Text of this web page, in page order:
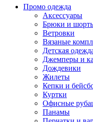
Промо одежда
Аксессуары
Брюки и
Ветровки
Вязаные
Детская
Джемперы и
Дождевики
Жилеты
Кепки и
Куртки
Офисные
Панамы